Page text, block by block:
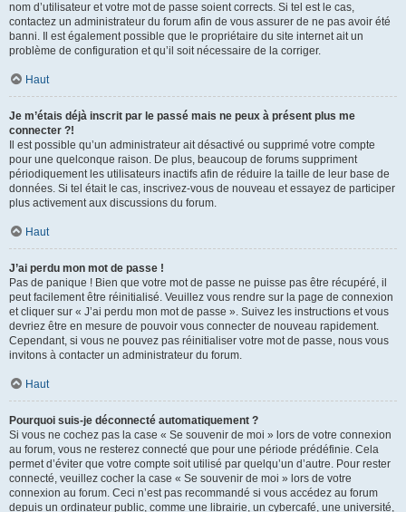
nom d’utilisateur et votre mot de passe soient corrects. Si tel est le cas,
contactez un administrateur du forum afin de vous assurer de ne pas avoir été
banni. Il est également possible que le propriétaire du site internet ait un
problème de configuration et qu’il soit nécessaire de la corriger.
Haut
Je m’étais déjà inscrit par le passé mais ne peux à présent plus me
connecter ?!
Il est possible qu’un administrateur ait désactivé ou supprimé votre compte
pour une quelconque raison. De plus, beaucoup de forums suppriment
périodiquement les utilisateurs inactifs afin de réduire la taille de leur base de
données. Si tel était le cas, inscrivez-vous de nouveau et essayez de participer
plus activement aux discussions du forum.
Haut
J’ai perdu mon mot de passe !
Pas de panique ! Bien que votre mot de passe ne puisse pas être récupéré, il
peut facilement être réinitialisé. Veuillez vous rendre sur la page de connexion
et cliquer sur « J’ai perdu mon mot de passe ». Suivez les instructions et vous
devriez être en mesure de pouvoir vous connecter de nouveau rapidement.
Cependant, si vous ne pouvez pas réinitialiser votre mot de passe, nous vous
invitons à contacter un administrateur du forum.
Haut
Pourquoi suis-je déconnecté automatiquement ?
Si vous ne cochez pas la case « Se souvenir de moi » lors de votre connexion
au forum, vous ne resterez connecté que pour une période prédéfinie. Cela
permet d’éviter que votre compte soit utilisé par quelqu’un d’autre. Pour rester
connecté, veuillez cocher la case « Se souvenir de moi » lors de votre
connexion au forum. Ceci n’est pas recommandé si vous accédez au forum
depuis un ordinateur public, comme une librairie, un cybercafé, une université,